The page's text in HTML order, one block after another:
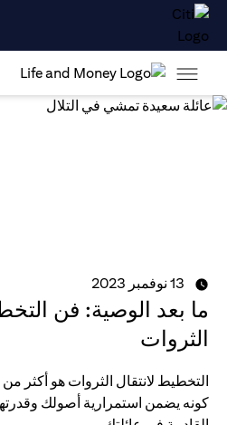
ما بعد الوصية: فن
الثروات
التخطيط لانتقال الثروات هو أكثر
كونه يضمن استمرارية أصولك